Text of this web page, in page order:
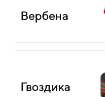
Вербена
Гвоздика